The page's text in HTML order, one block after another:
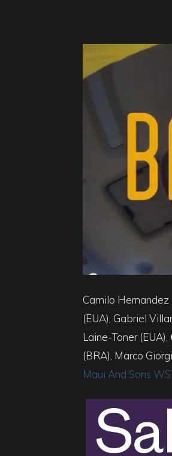
Camilo Hernandez
(EUA), Gabriel
Laine-Toner (EUA),
(BRA), Marco
Maui And Sons